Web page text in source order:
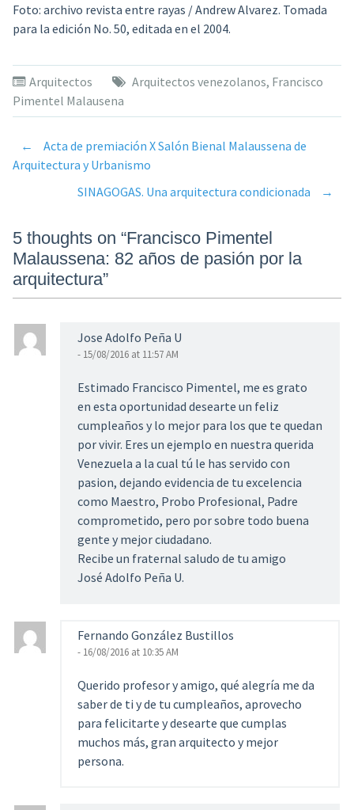
Foto: archivo revista entre rayas / Andrew Alvarez. Tomada
para la edición No. 50, editada en el 2004.
Arquitectos Arquitectos venezolanos, Francisco
Pimentel Malausena
Post
navigation
←
Acta de premiación X Salón Bienal Malaussena de
Arquitectura y Urbanismo
SINAGOGAS. Una arquitectura condicionada
→
5 thoughts on “Francisco Pimentel
Malaussena: 82 años de pasión por la
arquitectura”
Jose Adolfo Peña U
- 15/08/2016 at 11:57 AM
Estimado Francisco Pimentel, me es grato
en esta oportunidad desearte un feliz
cumpleaños y lo mejor para los que te quedan
por vivir. Eres un ejemplo en nuestra querida
Venezuela a la cual tú le has servido con
pasion, dejando evidencia de tu excelencia
como Maestro, Probo Profesional, Padre
comprometido, pero por sobre todo buena
gente y mejor ciudadano.
Recibe un fraternal saludo de tu amigo
José Adolfo Peña U.
Fernando González Bustillos
- 16/08/2016 at 10:35 AM
Querido profesor y amigo, qué alegría me da
saber de ti y de tu cumpleaños, aprovecho
para felicitarte y desearte que cumplas
muchos más, gran arquitecto y mejor
persona.